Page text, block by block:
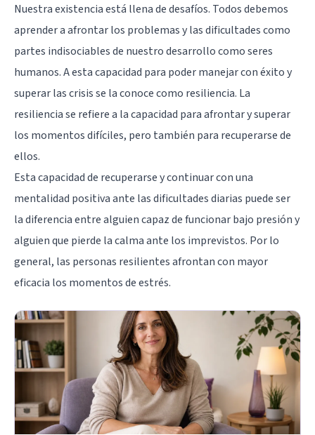
Nuestra existencia está llena de desafíos. Todos debemos
aprender a afrontar los problemas y las dificultades como
partes indisociables de nuestro desarrollo como seres
humanos. A esta capacidad para poder manejar con éxito y
superar las crisis se la conoce como resiliencia. La
resiliencia se refiere a la capacidad para afrontar y superar
los momentos difíciles, pero también para recuperarse de
ellos.
Esta capacidad de recuperarse y continuar con una
mentalidad positiva ante las dificultades diarias puede ser
la diferencia entre alguien capaz de funcionar bajo presión y
alguien que pierde la calma ante los imprevistos. Por lo
general, las personas resilientes afrontan con mayor
eficacia los momentos de estrés.